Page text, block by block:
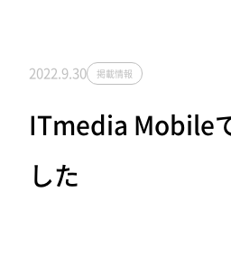
2022.9.30 掲載情報
ITmedia Mobile
した